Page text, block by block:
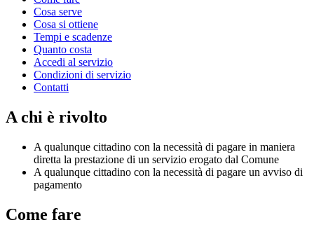
Cosa serve
Cosa si ottiene
Tempi e scadenze
Quanto costa
Accedi al servizio
Condizioni di servizio
Contatti
A chi è rivolto
A qualunque cittadino con la necessità di pagare in maniera
diretta la prestazione di un servizio erogato dal Comune
A qualunque cittadino con la necessità di pagare un avviso di
pagamento
Come fare